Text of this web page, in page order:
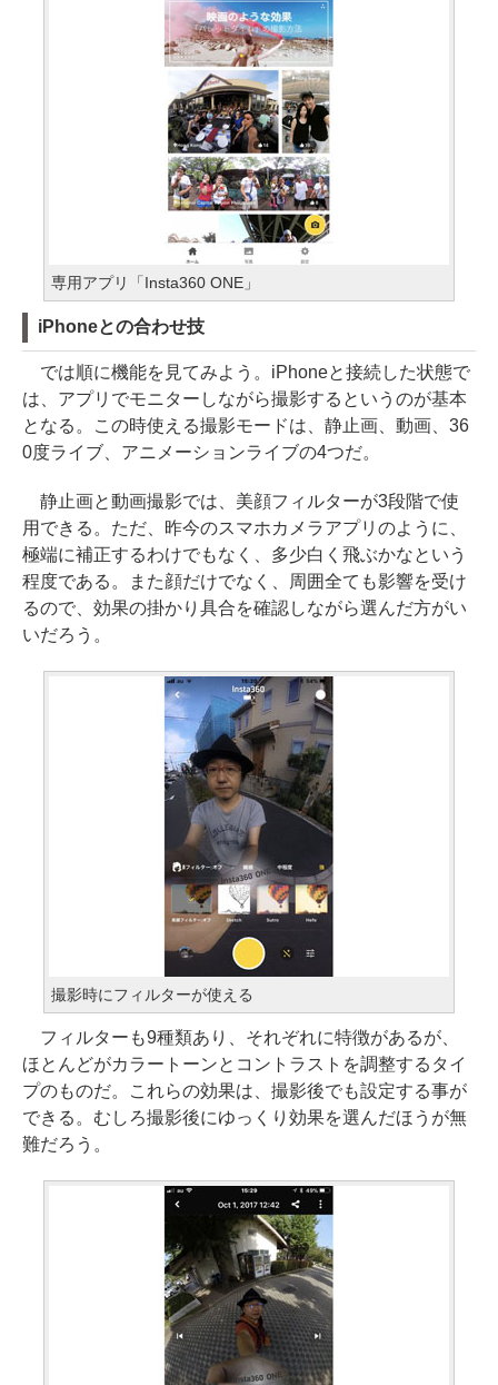
専用アプリ「Insta360 ONE」
iPhoneとの合わせ技
では順に機能を見てみよう。iPhoneと接続した状態で
は、アプリでモニターしながら撮影するというのが基本
となる。この時使える撮影モードは、静止画、動画、36
0度ライブ、アニメーションライブの4つだ。
静止画と動画撮影では、美顔フィルターが3段階で使
用できる。ただ、昨今のスマホカメラアプリのように、
極端に補正するわけでもなく、多少白く飛ぶかなという
程度である。また顔だけでなく、周囲全ても影響を受け
るので、効果の掛かり具合を確認しながら選んだ方がい
いだろう。
撮影時にフィルターが使える
フィルターも9種類あり、それぞれに特徴があるが、
ほとんどがカラートーンとコントラストを調整するタイ
プのものだ。これらの効果は、撮影後でも設定する事が
できる。むしろ撮影後にゆっくり効果を選んだほうが無
難だろう。